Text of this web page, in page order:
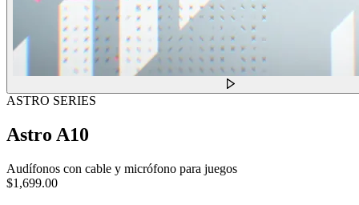
ASTRO SERIES
Astro A10
Audífonos con cable y micrófono para juegos
$1,699.00